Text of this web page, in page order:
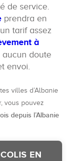
de service.
prendra en
tarif assez
à
aucun doute
envoi.
villes d’Albanie
vous pouvez
depuis l’Albanie
EN